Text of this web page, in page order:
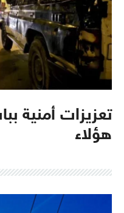
تعزيزات أمنية
هؤلاء